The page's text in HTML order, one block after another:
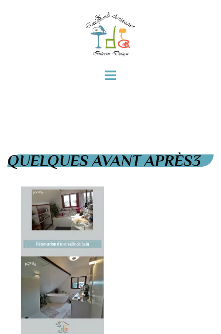
QUELQUES AVANT APRÈS3